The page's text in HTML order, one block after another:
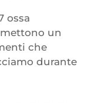
ossa
un
che
durante